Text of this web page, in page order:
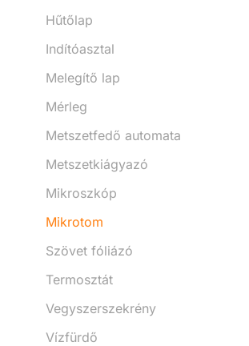
Hűtőlap
Indítóasztal
Melegítő lap
Mérleg
Metszetfedő automata
Metszetkiágyazó
Mikroszkóp
Mikrotom
Szövet fóliázó
Termosztát
Vegyszerszekrény
Vízfürdő